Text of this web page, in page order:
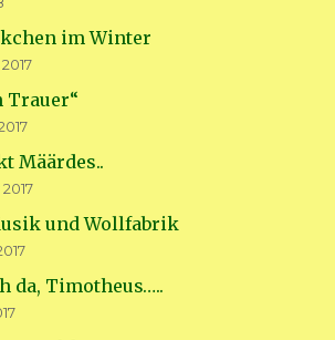
im Winter
Trauer“
Määrdes..
und Wollfabrik
da, Timotheus…..